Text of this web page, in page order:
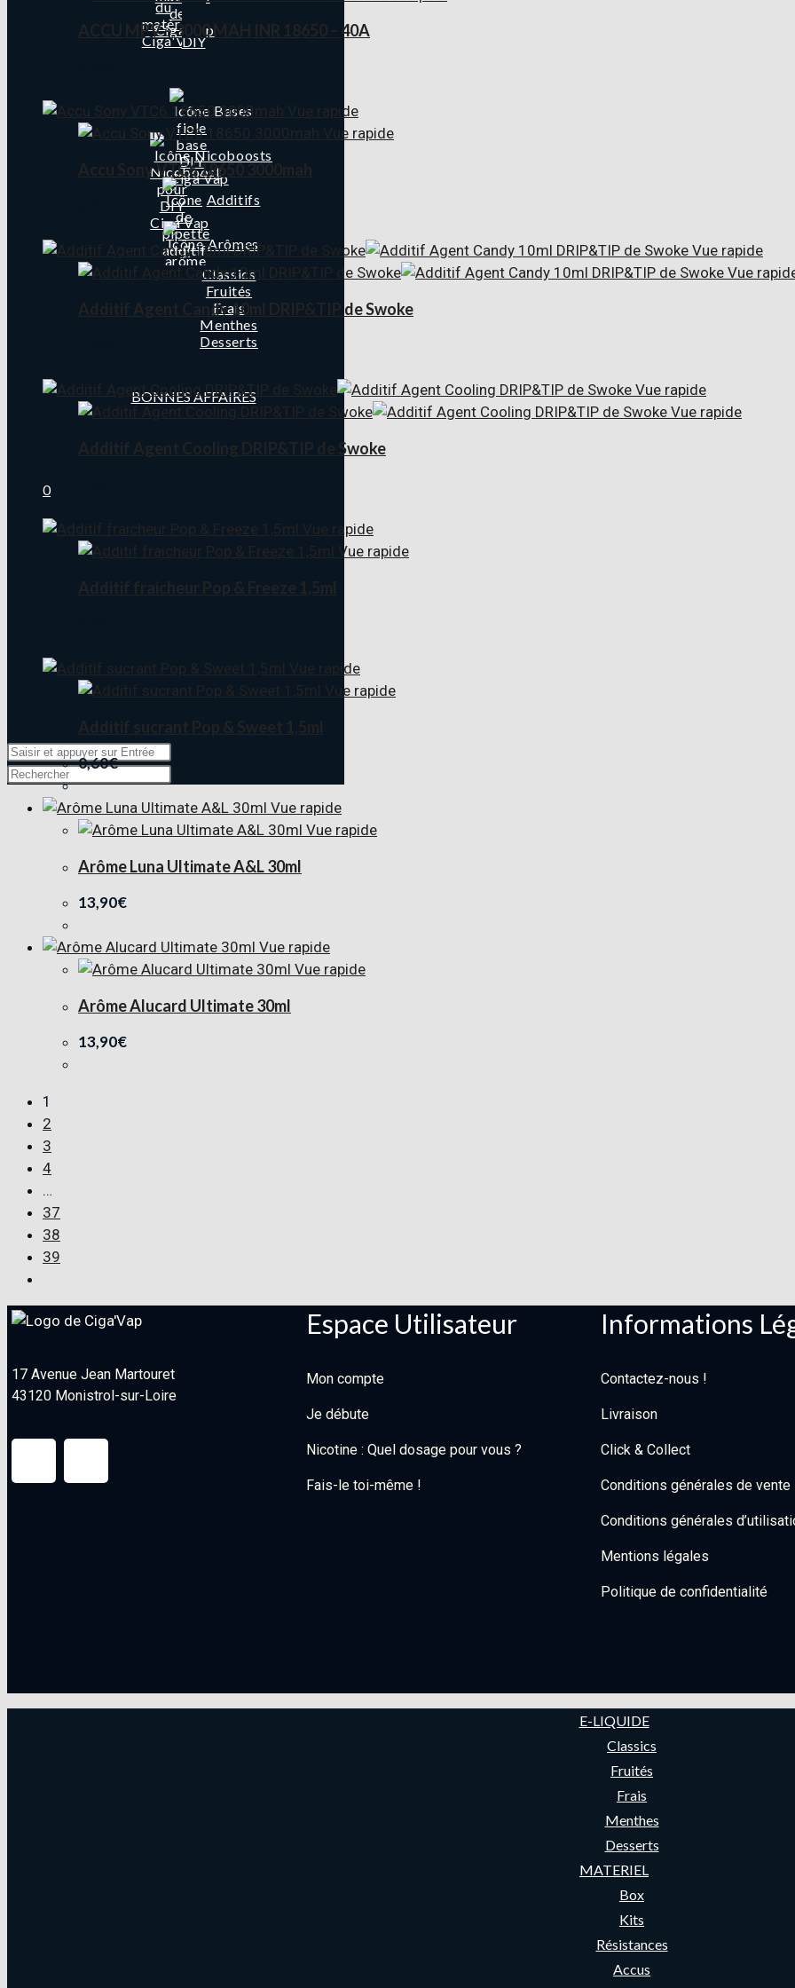
DIY
Bases
Nicoboosts
Additifs
Arômes
Classics
Fruités
Frais
Menthes
Desserts
BONNES AFFAIRES
0
ACCU MPV – 3000 MAH INR 18650 – 40A
Vue rapide
Vue rapide
Accu Sony VTC6 18650 3000mah
Vue rapide
Vue
Additif Agent Candy 10ml DRIP&TIP de Swoke
Vue rapide
Vue rapide
Additif Agent Cooling DRIP&TIP de Swoke
Vue rapide
Vue rapide
Additif fraicheur Pop & Freeze 1,5ml
Vue rapide
Vue rapide
Additif sucrant Pop & Sweet 1,5ml
0,60€
Vue rapide
Vue rapide
Arôme Luna Ultimate A&L 30ml
13,90€
Vue rapide
Vue rapide
Arôme Alucard Ultimate 30ml
13,90€
1
2
3
4
…
37
38
39
17 Avenue Jean Martouret
43120 Monistrol-sur-Loire
Espace Utilisateur
Mon compte
Je débute
Nicotine : Quel dosage pour vous ?
Fais-le toi-même !
Informations
Contactez-nous !
Livraison
Click & Collect
Conditions générales de vente
Conditions générales
Mentions légales
Politique de confidentialité
E-LIQUIDE
Classics
Fruités
Frais
Menthes
Desserts
MATERIEL
Box
Kits
Résistances
Accus